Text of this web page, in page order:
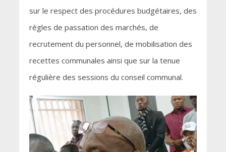
sur le respect des procédures budgétaires, des
règles de passation des marchés, de
recrutement du personnel, de mobilisation des
recettes communales ainsi que sur la tenue
régulière des sessions du conseil communal.